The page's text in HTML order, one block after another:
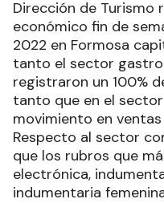
Dirección de Turismo
económico fin de
2022 en Formosa
tanto el sector
registraron un 100%
tanto que en el
movimiento en ventas
Respecto al sector
que los rubros que
electrónica,
indumentaria